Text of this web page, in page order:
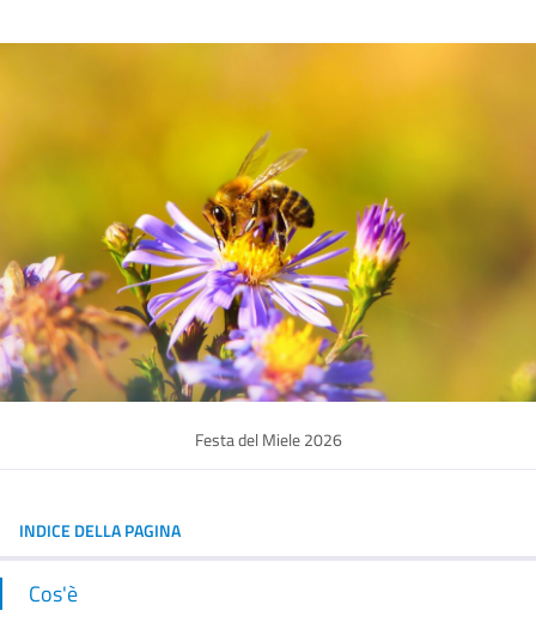
Festa del Miele 2026
INDICE DELLA PAGINA
Cos'è